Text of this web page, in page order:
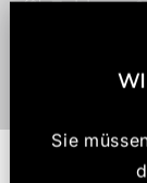
Zahlung
Sie